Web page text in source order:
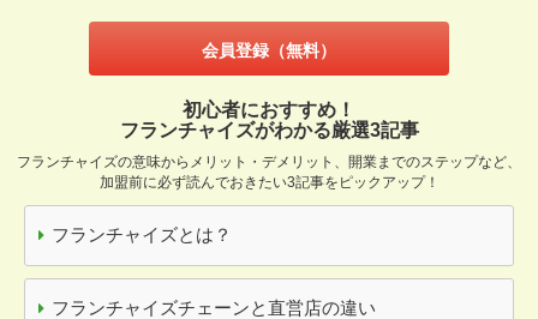
会員登録（無料）
初心者におすすめ！
フランチャイズがわかる厳選3記事
フランチャイズの意味からメリット・デメリット、開業までのステップなど、
加盟前に必ず読んでおきたい3記事をピックアップ！
フランチャイズとは？
フランチャイズチェーンと直営店の違い